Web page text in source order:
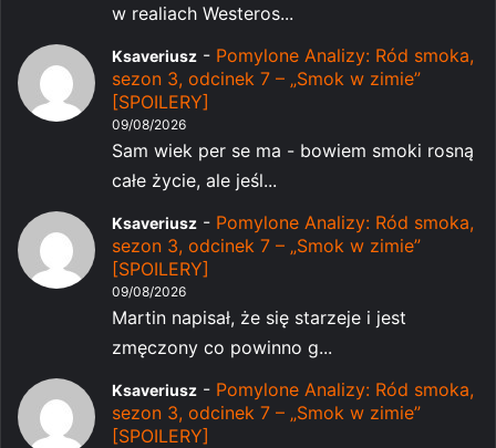
w realiach Westeros...
Ksaveriusz - Pomylone Analizy: Ród smoka,
sezon 3, odcinek 7 – „Smok w zimie”
[SPOILERY]
09/08/2026
Sam wiek per se ma - bowiem smoki rosną
całe życie, ale jeśl...
Ksaveriusz - Pomylone Analizy: Ród smoka,
sezon 3, odcinek 7 – „Smok w zimie”
[SPOILERY]
09/08/2026
Martin napisał, że się starzeje i jest
zmęczony co powinno g...
Ksaveriusz - Pomylone Analizy: Ród smoka,
sezon 3, odcinek 7 – „Smok w zimie”
[SPOILERY]